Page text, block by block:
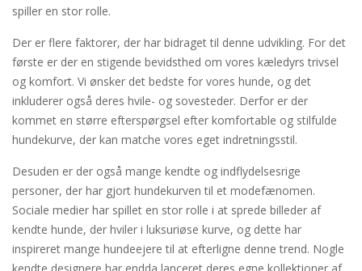
spiller en stor rolle.
Der er flere faktorer, der har bidraget til denne udvikling. For det
første er der en stigende bevidsthed om vores kæledyrs trivsel
og komfort. Vi ønsker det bedste for vores hunde, og det
inkluderer også deres hvile- og sovesteder. Derfor er der
kommet en større efterspørgsel efter komfortable og stilfulde
hundekurve, der kan matche vores eget indretningsstil.
Desuden er der også mange kendte og indflydelsesrige
personer, der har gjort hundekurven til et modefænomen.
Sociale medier har spillet en stor rolle i at sprede billeder af
kendte hunde, der hviler i luksuriøse kurve, og dette har
inspireret mange hundeejere til at efterligne denne trend. Nogle
kendte designere har endda lanceret deres egne kollektioner af